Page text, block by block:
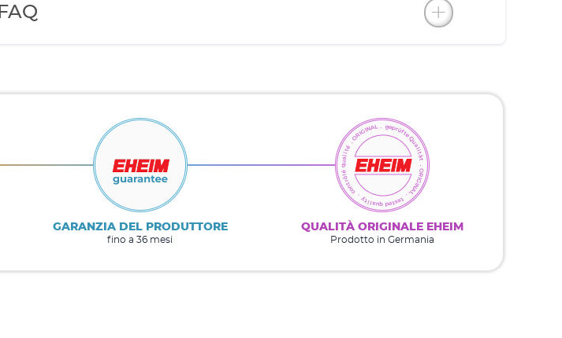
FAQ
GARANZIA DEL PRODUTTORE
fino a 36 mesi
QUALITÀ ORIGINALE EHEIM
Prodotto in Germania